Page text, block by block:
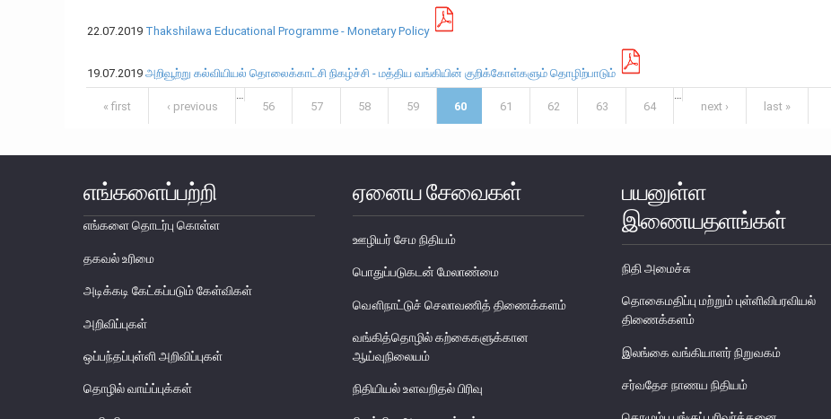
22.07.2019 Thakshilawa Educational Programme - Monetary Policy
19.07.2019 அறிவூற்று கல்வியியல் தொலைக்காட்சி நிகழ்ச்சி - மத்திய வங்கியின் குறிக்கோள்களும் தொழிற்பாடும்
Pages
« first ‹ previous
56
57 58 59 60 61 62 63 64
next ›
last »
எங்களைப்பற்றி
எங்களை தொடர்பு கொள்ள
தகவல் உரிமை
அடிக்கடி கேட்கப்படும் கேள்விகள்
அறிவிப்புகள்
ஒப்பந்தப்புள்ளி அறிவிப்புகள்
தொழில் வாய்ப்புக்கள்
ஏனைய சேவைகள்
ஊழியர் சேம நிதியம்
பொதுப்படுகடன் மேலாண்மை
வௌிநாட்டுச் செலாவணித் திணைக்களம்
வங்கித்தொழில் கற்கைகளுக்கான
ஆய்வுநிலையம்
நிதியியல் உளவறிதல் பிரிவு
பயனுள்ள
இணையதளங்கள்
நிதி அமைச்சு
தொகைமதிப்பு மற்றும் புள்ளிவிபரவியல்
திணைக்களம்
இலங்கை வங்கியாளர் நிறுவகம்
சர்வதேச நாணய நிதியம்